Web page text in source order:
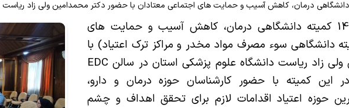
ها
واحد ایمنی بیمار و وقایع ناخواسته
واحد سوء مصرف مواد
واحد اعتبار بخشی مراکز درمانی
واحد امور دندانپزشکان
زنان کوثر
روز شنبه 6 تیرماه 1405 کمیته دانشگاهی درمان، کاهش آسیب و حمایت های
دانشگاهی سوء مصرف مواد مخدر و مراکز ترک اعتیاد) با
حضور دکتر محمدامین ولی زاد ریاست دانشگاه علوم پزشکی استان در سالن EDC
این کمیته با حضور کارشناسان حوزه درمان و دارو،
حوزه اعتیاد اقدامات لازم برای تحقق اهداف و چشم